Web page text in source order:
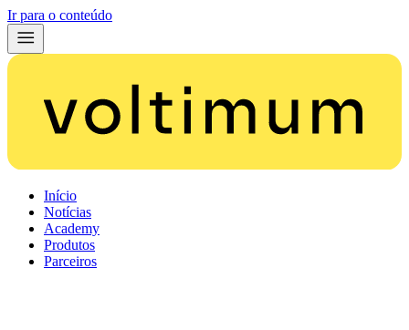
Ir para o conteúdo
Início
Notícias
Academy
Produtos
Parceiros